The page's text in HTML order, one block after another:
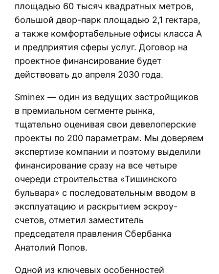
площадью 60 тысяч квадратных метров,
большой двор-парк площадью 2,1 гектара,
а также комфортабельные офисы класса А
и предприятия сферы услуг. Договор на
проектное финансирование будет
действовать до апреля 2030 года.
Sminex — один из ведущих застройщиков
в премиальном сегменте рынка,
тщательно оценивая свои девелоперские
проекты по 200 параметрам. Мы доверяем
экспертизе компании и поэтому выделили
финансирование сразу на все четыре
очереди строительства «Тишинского
бульвара» с последовательным вводом в
эксплуатацию и раскрытием эскроу-
счетов, отметил заместитель
председателя правления Сбербанка
Анатолий Попов.
Одной из ключевых особенностей